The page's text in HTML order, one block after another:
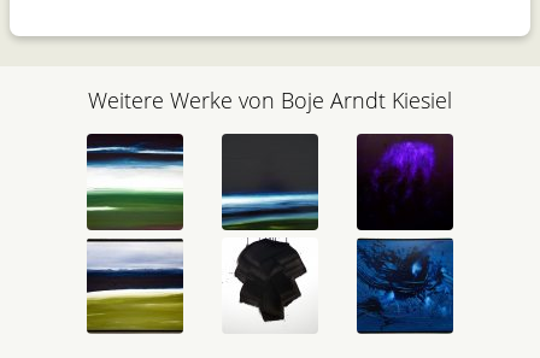
Weitere Werke von Boje Arndt Kiesiel